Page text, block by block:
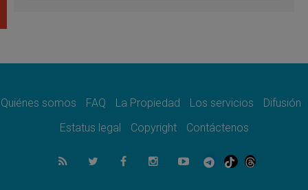
07.08.2026
07.08.2026
el compromiso del cristiano"
La matanza de niños en Gaza no cesa: 300
muertos en 300 días
Quiénes somos FAQ La Propiedad Los servicios
Difusión
Estatus legal
Copyright Contáctenos